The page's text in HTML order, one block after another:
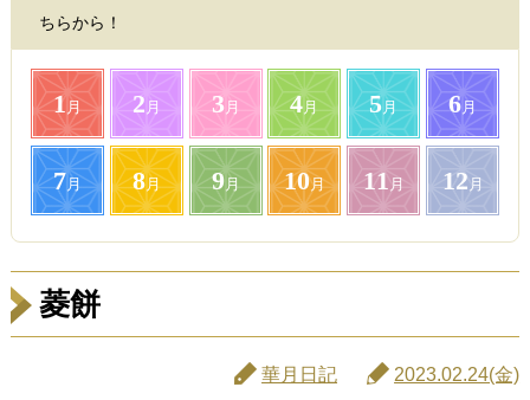
ちらから！
1月 2 月 3 月 4月 5月 6月
7月 8月 9月 10月 11 月 12 月
菱餅
華月日記 2023.02.24(金)